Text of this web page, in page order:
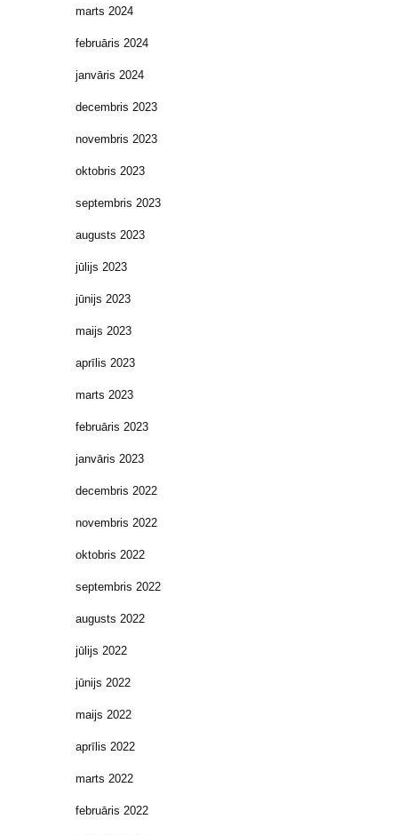
marts 2024
februāris 2024
janvāris 2024
decembris 2023
novembris 2023
oktobris 2023
septembris 2023
augusts 2023
jūlijs 2023
jūnijs 2023
maijs 2023
aprīlis 2023
marts 2023
februāris 2023
janvāris 2023
decembris 2022
novembris 2022
oktobris 2022
septembris 2022
augusts 2022
jūlijs 2022
jūnijs 2022
maijs 2022
aprīlis 2022
marts 2022
februāris 2022